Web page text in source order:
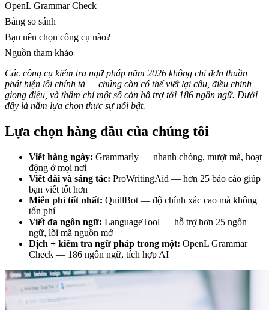
OpenL Grammar Check
Bảng so sánh
Bạn nên chọn công cụ nào?
Nguồn tham khảo
Các công cụ kiểm tra ngữ pháp năm 2026 không chỉ đơn thuần
phát hiện lỗi chính tả — chúng còn có thể viết lại câu, điều chỉnh
giọng điệu, và thậm chí một số còn hỗ trợ tới 186 ngôn ngữ. Dưới
đây là năm lựa chọn thực sự nổi bật.
Lựa chọn hàng đầu của chúng tôi
Viết hàng ngày: Grammarly — nhanh chóng, mượt mà, hoạt
động ở mọi nơi
Viết dài và sáng tác: ProWritingAid — hơn 25 báo cáo giúp
bạn viết tốt hơn
Miễn phí tốt nhất: QuillBot — độ chính xác cao mà không
tốn phí
Viết đa ngôn ngữ: LanguageTool — hỗ trợ hơn 25 ngôn
ngữ, lõi mã nguồn mở
Dịch + kiểm tra ngữ pháp trong một: OpenL Grammar
Check — 186 ngôn ngữ, tích hợp AI